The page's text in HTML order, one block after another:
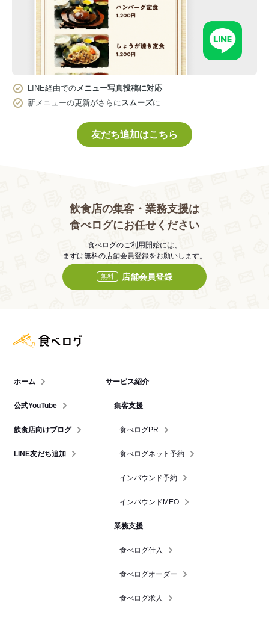
LINE経由でのメニュー写真投稿に対応
新メニューの更新がさらにスムーズに
友だち追加はこちら
飲食店の集客・業務支援は
食べログにお任せください
食べログのご利用開始には、
まずは無料の店舗会員登録をお願いします。
無料 店舗会員登録
ホーム
公式YouTube
飲食店向けブログ
LINE友だち追加
サービス紹介
集客支援
食べログPR
食べログネット予約
インバウンド予約
インバウンドMEO
業務支援
食べログ仕入
食べログオーダー
食べログ求人